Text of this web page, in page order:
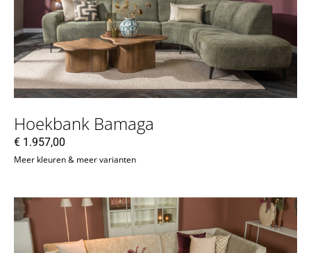
Hoekbank Bamaga
€ 1.957,00
Meer kleuren & meer varianten